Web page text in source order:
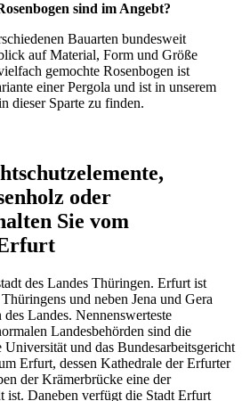
sind im Angebt?
Bauarten bundesweit
auf Material, Form und Größe
gemochte Rosenbogen ist
einerPergola und ist in unserem
dieser Sparte zu finden.
oder
Sie vom
des Landes Thüringen. Erfurt ist
und neben Jena und Gera
Landes. Nennenswerteste
Landesbehörden sind die
und das Bundesarbeitsgericht
Erfurt, dessen Kathedrale der Erfurter
der Krämerbrücke eine der
ist. Daneben verfügt die Stadt Erfurt